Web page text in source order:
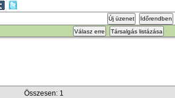
Új üzenet Időrendben
Válasz erre Társalgás listázása
Összesen: 1